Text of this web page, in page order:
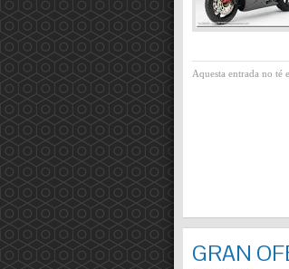
Aquesta entrada no té
GRAN